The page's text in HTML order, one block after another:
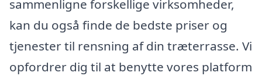
sammenligne forskellige virksomheder,
kan du også finde de bedste priser og
tjenester til rensning af din træterrasse. Vi
opfordrer dig til at benytte vores platform